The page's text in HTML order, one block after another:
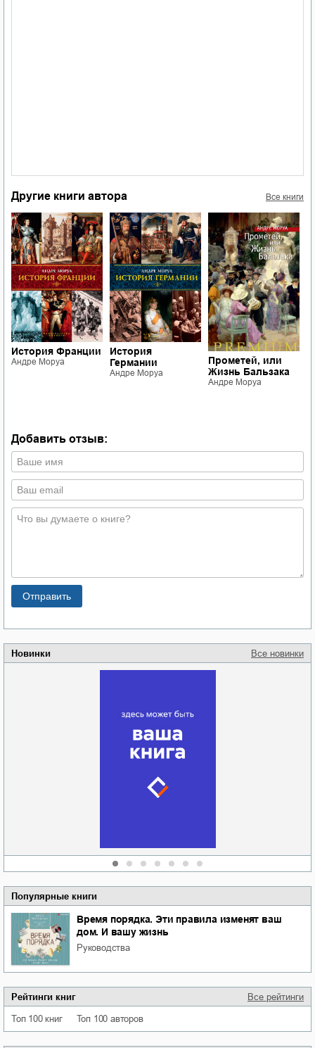
Новинки Все новинки
Популярные книги
Время порядка. Эти правила изменят ваш
дом. И вашу жизнь
руководства
Рейтинги книг Все рейтинги
Топ 100 книг Топ 100 авторов
Другие книги автора Все книги
История Франции
Андре Моруа
История
Германии
Андре Моруа
Прометей, или
Жизнь Бальзака
Андре Моруа
Добавить отзыв: